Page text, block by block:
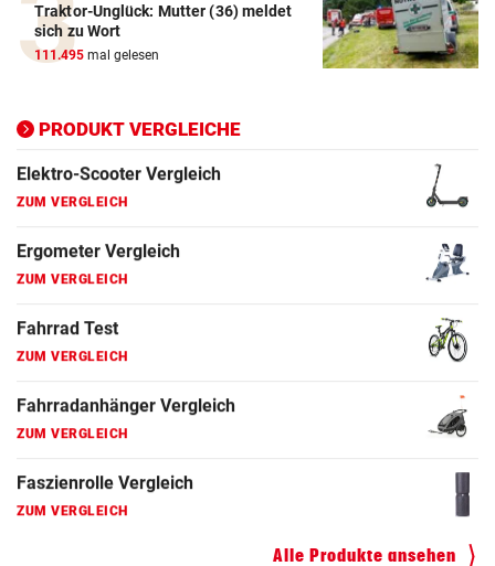
Traktor-Unglück: Mutter (36) meldet
sich zu Wort
111.495 mal gelesen
PRODUKT VERGLEICHE
Elektro-Scooter Vergleich
ZUM VERGLEICH
ZUM VERGLEICH
Fahrrad Test
ZUM VERGLEICH
Fahrradanhänger Vergleich
ZUM VERGLEICH
Faszienrolle Vergleich
ZUM VERGLEICH
Hoverboard Vergleich
ZUM VERGLEICH
Kinderfahrrad Vergleich
ZUM VERGLEICH
Alle Produkte ansehen